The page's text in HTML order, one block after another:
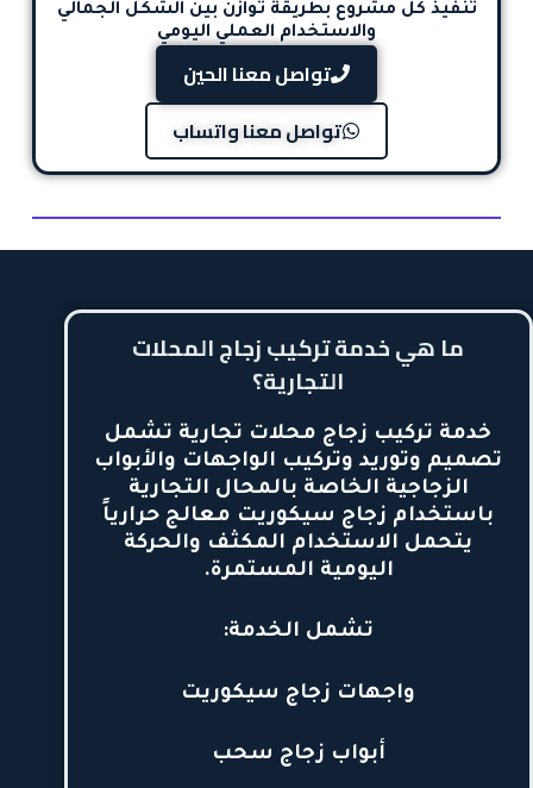
تنفيذ كل مشروع بطريقة توازن بين الشكل الجمالي
والاستخدام العملي اليومي
تواصل معنا الحين
تواصل معنا واتساب
ما هي خدمة تركيب زجاج المحلات
التجارية؟
خدمة تركيب زجاج محلات تجارية تشمل
تصميم وتوريد وتركيب الواجهات والأبواب
الزجاجية الخاصة بالمحال التجارية
باستخدام زجاج سيكوريت معالج حرارياً
يتحمل الاستخدام المكثف والحركة
اليومية المستمرة.
تشمل الخدمة:
واجهات زجاج سيكوريت
أبواب زجاج سحب